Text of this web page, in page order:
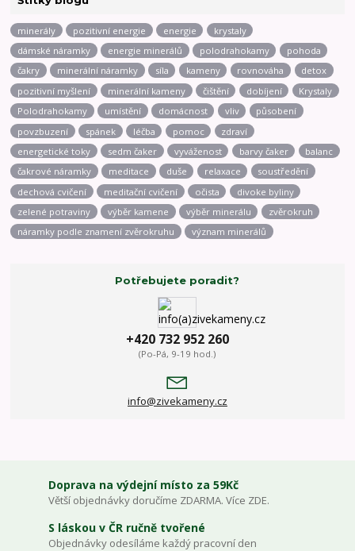
minerály pozitivní energie energie
krystaly
dámské náramky
energie minerálů polodrahokamy
pohoda
čakry
minerální náramky síla kameny rovnováha
detox
pozitivní myšlení
minerální kameny čištění dobíjení
Krystaly
Polodrahokamy
umístění domácnost vliv
působení
povzbuzení
spánek léčba pomoc
zdraví
energetické toky
sedm čaker vyváženost barvy čaker
balanc
čakrové náramky
meditace duše relaxace
soustředění
dechová cvičení
meditační cvičení očista
divoke byliny
zelené potraviny
výběr kamene výběr minerálu
zvěrokruh
náramky podle znamení zvěrokruhu
význam minerálů
Potřebujete poradit?
+420 732 952 260
(Po-Pá, 9-19 hod.)
info@zivekameny.cz
Doprava na výdejní místo za 59Kč
Větší objednávky doručíme ZDARMA. Více ZDE.
S láskou v ČR ručně tvořené
Objednávky odesíláme každý pracovní den